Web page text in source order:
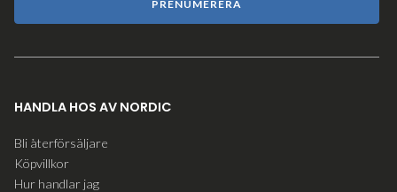
PRENUMERERA
HANDLA HOS AV NORDIC
Bli återförsäljare
Köpvillkor
Hur handlar jag